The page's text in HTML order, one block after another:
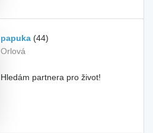
papuka (44)
Orlová
Hledám partnera pro život!